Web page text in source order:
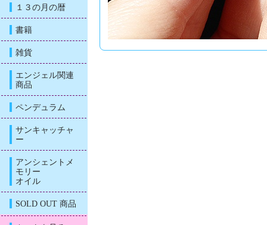
１３の月の暦
書籍
雑貨
エンジェル関連
商品
ペンデュラム
サンキャッチャ
ー
アンシェントメ
モリー
オイル
SOLD OUT 商品